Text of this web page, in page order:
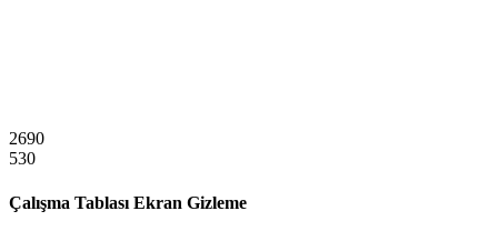
2690
530
Çalışma Tablası Ekran Gizleme